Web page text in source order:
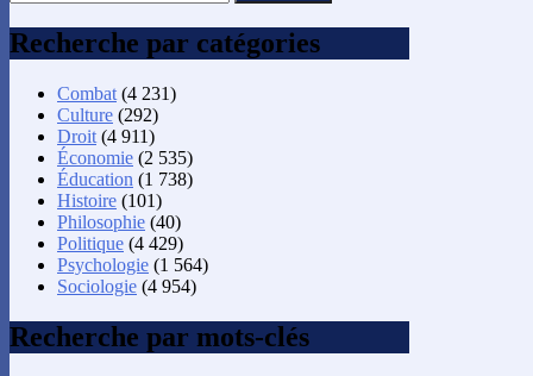
Recherche par catégories
Combat (4 231)
Culture (292)
Droit (4 911)
Économie (2 535)
Éducation (1 738)
Histoire (101)
Philosophie (40)
Politique (4 429)
Psychologie (1 564)
Sociologie (4 954)
Recherche par mots-clés